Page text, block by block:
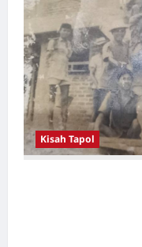
Kisah Tapol